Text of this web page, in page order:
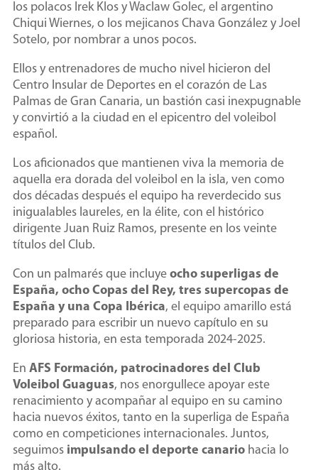
los polacos Irek Klos y Waclaw Golec, el argentino
Chiqui Wiernes, o los mejicanos Chava González y Joel
Sotelo, por nombrar a unos pocos.
Ellos y entrenadores de mucho nivel hicieron del
Centro Insular de Deportes en el corazón de Las
Palmas de Gran Canaria, un bastión casi inexpugnable
y convirtió a la ciudad en el epicentro del voleibol
español.
Los aficionados que mantienen viva la memoria de
aquella era dorada del voleibol en la isla, ven como
dos décadas después el equipo ha reverdecido sus
inigualables laureles, en la élite, con el histórico
dirigente Juan Ruiz Ramos, presente en los veinte
títulos del Club.
Con un palmarés que incluye ocho superligas de
España, ocho Copas del Rey, tres supercopas de
España y una Copa Ibérica, el equipo amarillo está
preparado para escribir un nuevo capítulo en su
gloriosa historia, en esta temporada 2024-2025.
En AFS Formación, patrocinadores del Club
Voleibol Guaguas, nos enorgullece apoyar este
renacimiento y acompañar al equipo en su camino
hacia nuevos éxitos, tanto en la superliga de España
como en competiciones internacionales. Juntos,
seguimos impulsando el deporte canario hacia lo
más alto.